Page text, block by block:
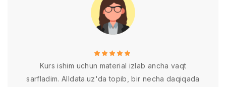
Kurs ishim uchun material izlab ancha vaqt
sarfladim. Alldata.uz'da topib, bir necha daqiqada